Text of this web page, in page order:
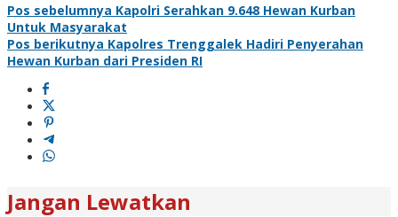
Pos sebelumnya Kapolri Serahkan 9.648 Hewan Kurban
Untuk Masyarakat
Pos berikutnya Kapolres Trenggalek Hadiri Penyerahan
Hewan Kurban dari Presiden RI
Jangan Lewatkan